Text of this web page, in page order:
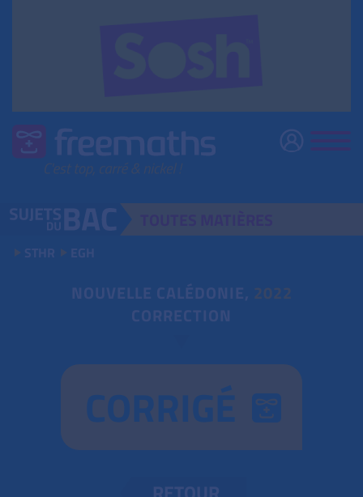
STHR EGH
NOUVELLE CALÉDONIE, 2022
CORRECTION
CORRIGÉ